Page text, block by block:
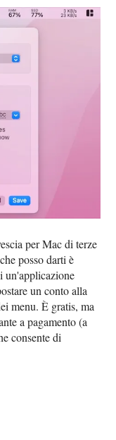
per Mac di terze
posso darti è
un'applicazione
un conto alla
menu. È gratis, ma
a pagamento (a
consente di